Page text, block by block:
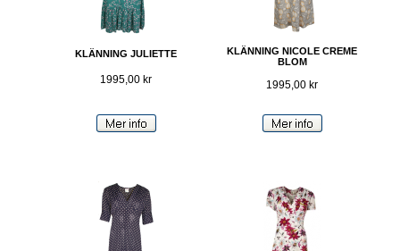
KLÄNNING JULIETTE
1995,00 kr
KLÄNNING NICOLE CREME
BLOM
1995,00 kr